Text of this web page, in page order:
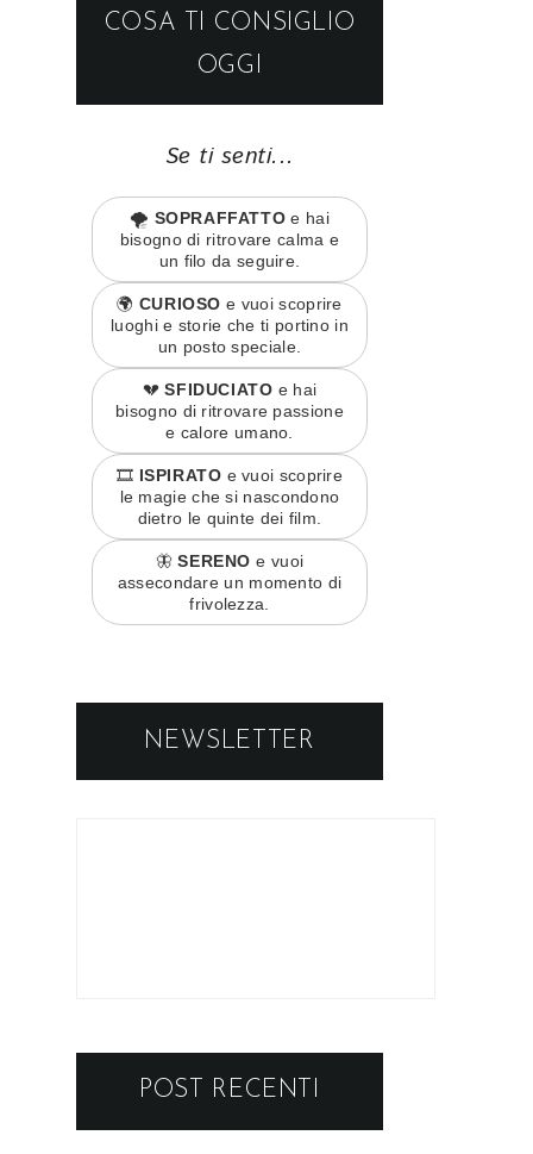
COSA TI CONSIGLIO
OGGI
Se ti senti...
🌪️ SOPRAFFATTO e hai
bisogno di ritrovare calma e
un filo da seguire.
🌍 CURIOSO e vuoi scoprire
luoghi e storie che ti portino in
un posto speciale.
💔SFIDUCIATO e hai
bisogno di ritrovare passione
e calore umano.
🎞️ ISPIRATO e vuoi scoprire
le magie che si nascondono
dietro le quinte dei film.
🦋SERENO e vuoi
assecondare un momento di
frivolezza.
NEWSLETTER
POST RECENTI